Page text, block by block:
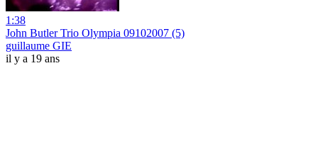
1:38
John Butler Trio Olympia 09102007 (5)
guillaume GIE
il y a 19 ans